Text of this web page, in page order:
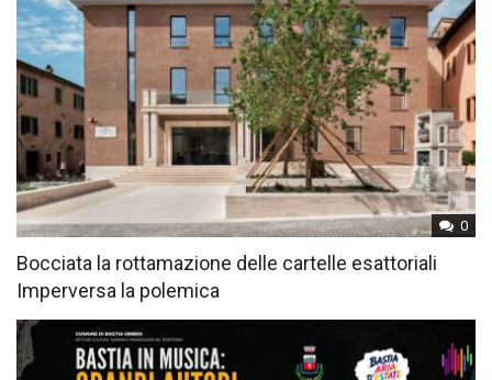
0
Bocciata la rottamazione delle cartelle esattoriali
Imperversa la polemica